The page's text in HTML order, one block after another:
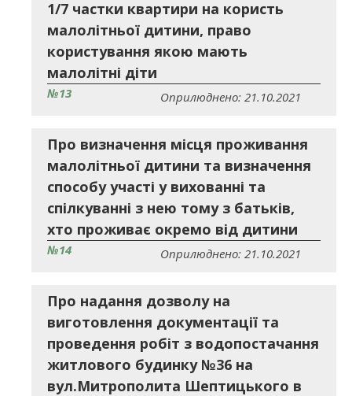
1/7 частки квартири на користь
малолітньої дитини, право
користування якою мають
малолітні діти
№13 Оприлюднено: 21.10.2021
Про визначення місця проживання
малолітньої дитини та визначення
способу участі у вихованні та
спілкуванні з нею тому з батьків,
хто проживає окремо від дитини
№14 Оприлюднено: 21.10.2021
Про надання дозволу на
виготовлення документації та
проведення робіт з водопостачання
житлового будинку №36 на
вул.Митрополита Шептицького в